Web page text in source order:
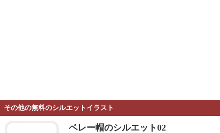
その他の無料のシルエットイラスト
ベレー帽のシルエット02